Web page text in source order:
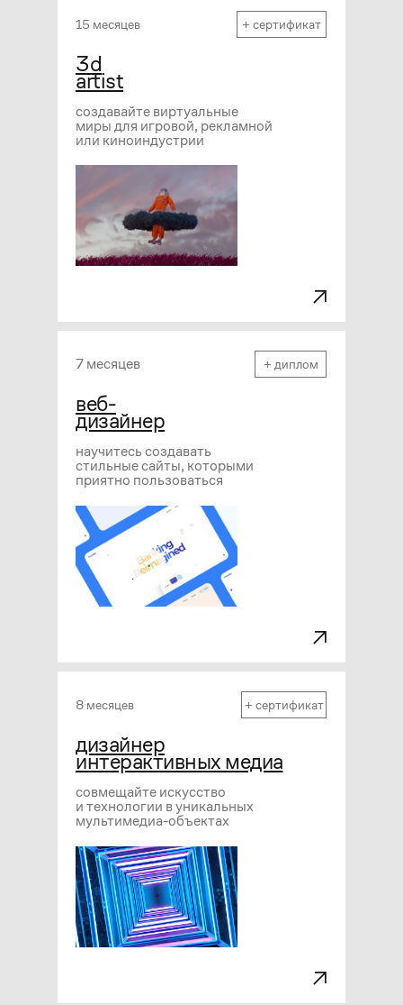
совмещайте искусство
и технологии в уникальных
мультимедиа-объектах
дизайнер
интерактивных медиа
8 месяцев + сертификат
научитесь создавать
стильные сайты, которыми
приятно пользоваться
веб-
дизайнер
7 месяцев + диплом
создавайте виртуальные
миры для игровой, рекламной
или киноиндустрии
3d
artist
15 месяцев + сертификат